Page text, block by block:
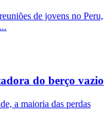
de jovens no Peru,
do berço vazio
a maioria das perdas